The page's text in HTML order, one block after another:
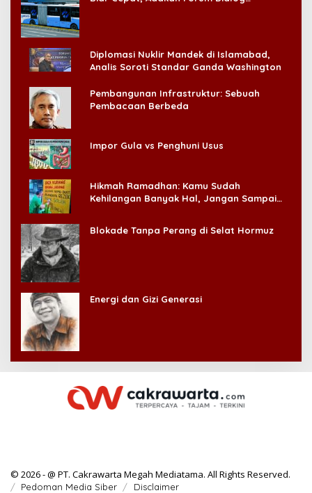
Diplomasi Nuklir Mandek di Islamabad,
Analis Soroti Standar Ganda Washington
Pembangunan Infrastruktur: Sebuah
Pembacaan Berbeda
Impor Gula vs Penghuni Usus
Hikmah Ramadhan: Kamu Sudah
Kehilangan Banyak Hal, Jangan Sampai
Blokade Tanpa Perang di Selat Hormuz
Energi dan Gizi Generasi
© 2026 - @ PT. Cakrawarta Megah Mediatama. All Rights Reserved.
Pedoman Media Siber Disclaimer